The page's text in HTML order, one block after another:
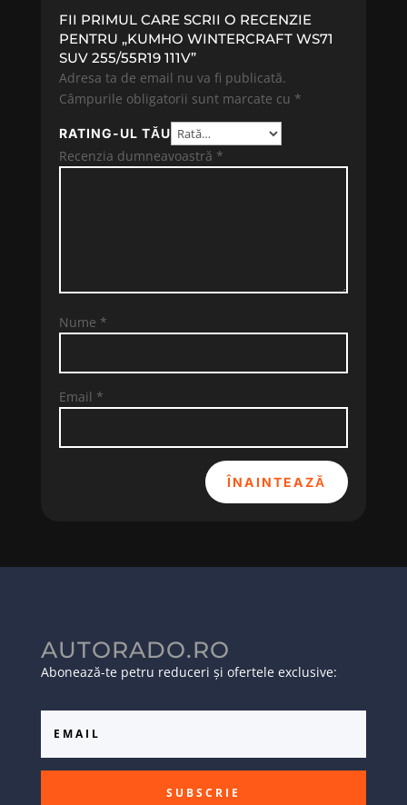
FII PRIMUL CARE SCRII O RECENZIE
PENTRU „KUMHO WINTERCRAFT WS71
SUV 255/55R19 111V”
Adresa ta de email nu va fi publicată.
Câmpurile obligatorii sunt marcate cu *
RATING-UL TĂU
Recenzia dumneavoastră *
Nume *
Email *
ÎNAINTEAZĂ
AUTORADO.RO
Abonează-te petru reduceri și ofertele exclusive:
SUBSCRIE